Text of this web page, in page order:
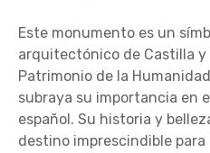
Este monumento es un
arquitectónico de Castilla
Patrimonio de la
subraya su importancia en
español. Su historia y
destino imprescindible